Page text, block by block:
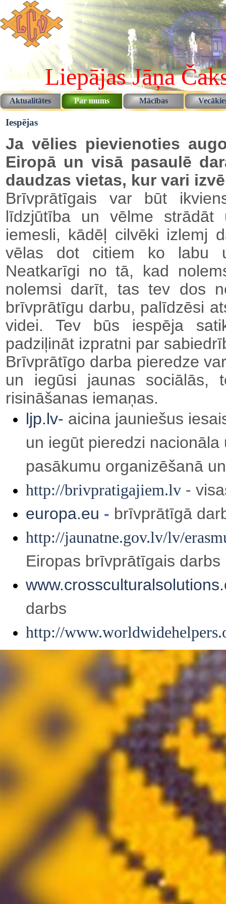
Pāriet uz saturu
Liepājas Jāņa
Aktualitātes Par mums ▼
Mācības ▼
Iespējas
Ja vēlies pievienoties
Eiropā un visā pasaulē
daudzas vietas, kur vari
Brīvprātīgais var būt
līdzjūtība un vēlme
iemesli, kādēļ cilvēki izlemj
vēlas dot citiem ko labu
Neatkarīgi no tā, kad
nolemsi darīt, tas tev dos
brīvprātīgu darbu, palīdzēsi
videi. Tev būs iespēja
padziļināt izpratni par
Brīvprātīgo darba pieredze
un iegūsi jaunas sociālās,
risināšanas iemaņas.
ljp.lv- aicina jauniešus
un iegūt pieredzi
pasākumu organizēšanā
http://brivpratigajiem.lv -
europa.eu - brīvprātīgā
http://jaunatne.gov.lv/lv/
Eiropas brīvprātīgais darbs
darbs
http://